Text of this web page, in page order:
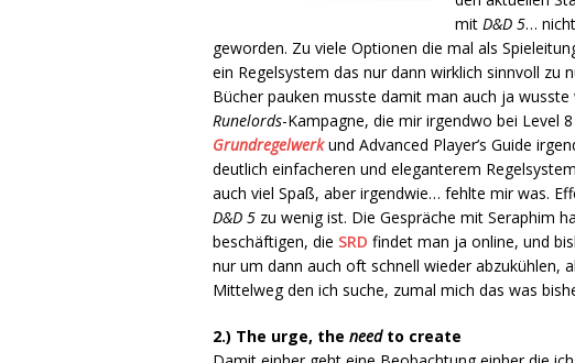
mitD&D 5…
geworden. Zu viele Optionen die mal als
ein Regelsystem das nur dann wirklich sinnvoll
Bücher pauken musste damit man auch ja
Runelords-Kampagne, die mir irgendwo bei Level
Grundregelwerkund Advanced Player’s Guide
deutlich einfacheren und eleganterem
auch viel Spaß, aber irgendwie… fehlte mir was.
D&D 5 zu wenig ist. Die Gespräche mit Seraphim
beschäftigen, die SRD findet man ja online, und
nur um dann auch oft schnell wieder abzukühlen,
Mittelweg den ich suche, zumal mich das was
2.) The urge, theneedto create